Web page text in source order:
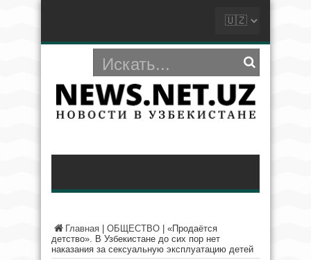
Главная ОБЩЕСТВО
«Продаётся
детство». В Узбекистане до сих пор нет
наказания за сексуальную эксплуатацию детей